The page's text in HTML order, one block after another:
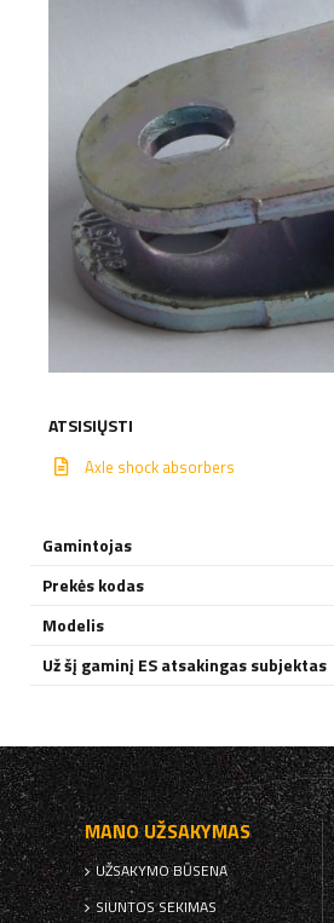
ATSISIŲSTI
Axle shock absorbers
Gamintojas
Prekės kodas
Modelis
Už šį gaminį ES atsakingas subjektas
MANO UŽSAKYMAS
UŽSAKYMO BŪSENA
SIUNTOS SEKIMAS